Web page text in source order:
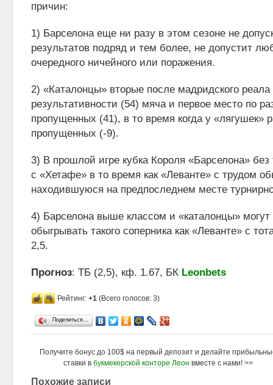
причин:
1) Барселона еще ни разу в этом сезоне не
результатов подряд и тем более, не допустит
очередного ничейного или поражения.
2) «Каталонцы» вторые после мадридского реала
результативности (54) мяча и первое место по
пропущенных (41), в то время когда у «лягушек»
пропущенных (-9).
3) В прошлой игре кубка Короля «Барселона» без
с «Хетафе» в то время как «Леванте» с трудом
находившуюся на предпоследнем месте
4) Барселона выше классом и «каталонцы»
обыгрывать такого соперника как «Леванте» с
2,5.
Прогноз: ТБ (2,5), кф. 1.67, БК Leonbets
Рейтинг: +1 (Всего голосов: 3)
Поделиться…
Получите бонус до 100$ на первый депозит и делайте
ставки в букмекерской конторе Леон вместе с нами! >>
Похожие записи